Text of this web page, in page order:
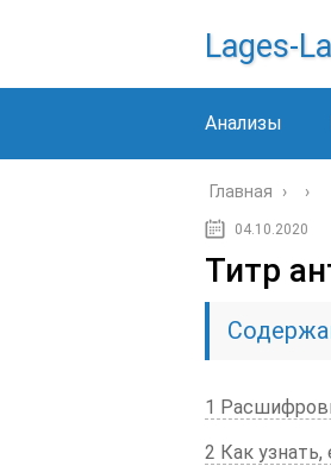
Lages-
Анализы
Главная › ›
04.10.2020
Титр
1
2 Как узнать,